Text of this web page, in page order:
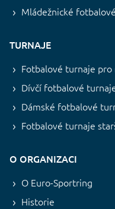
Mládežnické
TURNAJE
Fotbalové turnaje pro
Dívčí fotbalové
Dámské fotbalové
Fotbalové turnaje
O ORGANIZACI
O Euro-Sportring
Historie